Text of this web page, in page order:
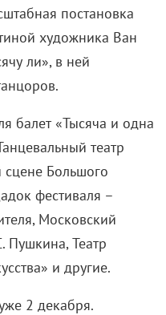
постановка
художника Ван
ли», в ней
балет «Тысяча и одна
театр
Большого
фестиваля –
Московский
Пушкина, Театр
и другие.
2 декабря.